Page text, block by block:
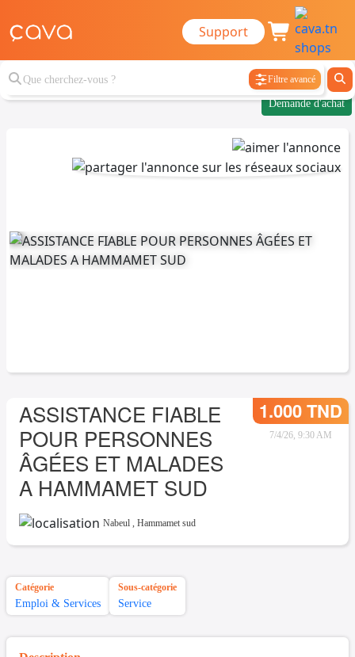
Support
Filtre avancé
Demande d'achat
ASSISTANCE FIABLE
POUR PERSONNES
ÂGÉES ET MALADES
A HAMMAMET SUD
1.000 TND
7/4/26, 9:30 AM
Nabeul , Hammamet sud
Catégorie
Emploi & Services
Sous-catégorie
Service